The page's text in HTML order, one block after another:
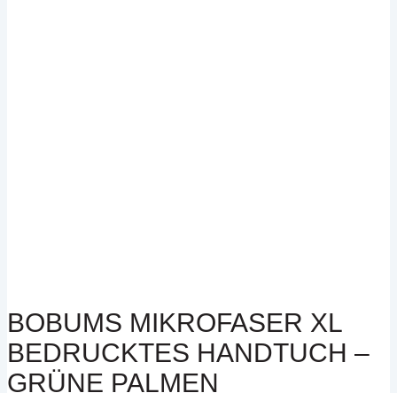
BOBUMS MIKROFASER XL
BEDRUCKTES HANDTUCH –
GRÜNE PALMEN